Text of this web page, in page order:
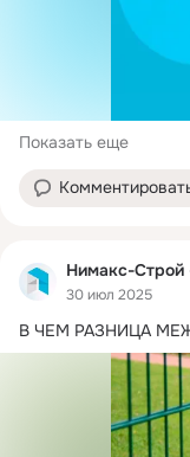
Показать еще
Нимакс-Строй
30 июл 2025
В ЧЕМ РАЗНИЦА